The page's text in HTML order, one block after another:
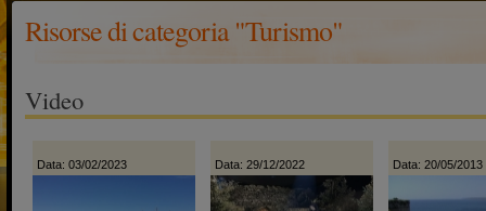
Risorse di categoria "Turismo"
Video
Data: 03/02/2023 Data: 29/12/2022 Data: 20/05/2013